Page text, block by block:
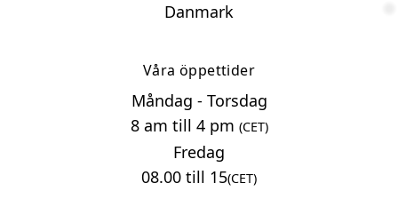
Danmark
Våra öppettider
Måndag - Torsdag
8 am till 4 pm (CET)
Fredag
08.00 till 15(CET)